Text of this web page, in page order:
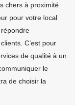
chers à proximité
pour votre local
C’est pour
de qualité à un
le
de choisir la